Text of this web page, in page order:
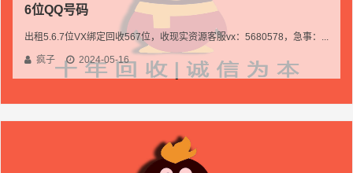
6位QQ号码
出租5.6.7位VX绑定回收567位，收现实资源客服vx：5680578，急事：...
疯子 2024-05-16